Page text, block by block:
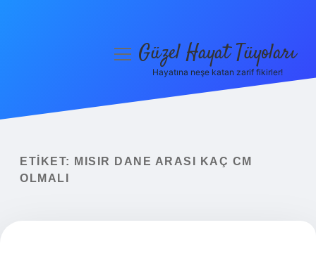
Yasal Uyarı
menüyüGüzel Hayat Tüyoları
Hayatına neşe katan zarif fikirler!
ETIKET:
MISIR DANE ARASI KAÇ CM
OLMALI